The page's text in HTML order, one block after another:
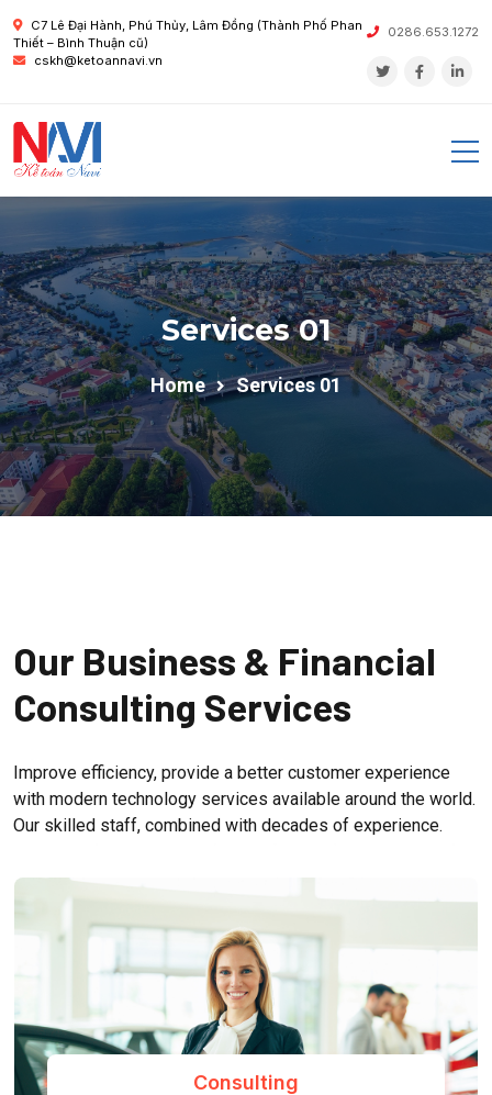
C7 Lê Đại Hành, Phú Thủy, Lâm Đồng (Thành Phố Phan
Thiết – Bình Thuận cũ)
cskh@ketoannavi.vn
0286.653.1272
Services 01
Home Services 01
Our Business & Financial
Consulting Services
Improve efficiency, provide a better customer experience
with modern technology services available around the world.
Our skilled staff, combined with decades of experience.
Consulting